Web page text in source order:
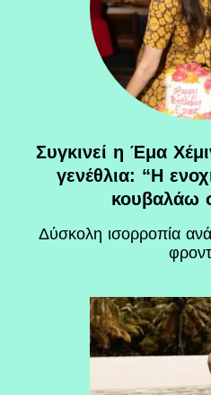
Συγκινεί η Έμα
γενέθλια: “Η
κουβαλάω
Δύσκολη ισορροπία